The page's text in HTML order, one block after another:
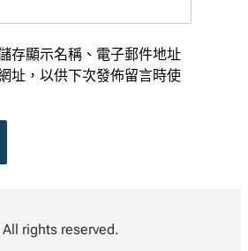
存顯示名稱、電子郵件地址
址，以供下次發佈留言時使
rights reserved.